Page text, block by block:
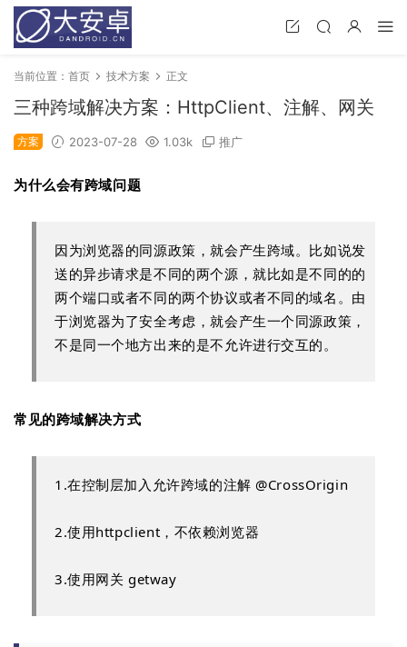
当前位置： 首页 技术方案 正文
三种跨域解决方案：HttpClient、注解、网关
方案 2023-07-28 1.03k 推广
为什么会有跨域问题
因为浏览器的同源政策，就会产生跨域。比如说发
送的异步请求是不同的两个源，就比如是不同的的
两个端口或者不同的两个协议或者不同的域名。由
于浏览器为了安全考虑，就会产生一个同源政策，
不是同一个地方出来的是不允许进行交互的。
常见的跨域解决方式
1.在控制层加入允许跨域的注解 @CrossOrigin
2.使用httpclient，不依赖浏览器
3.使用网关 getway